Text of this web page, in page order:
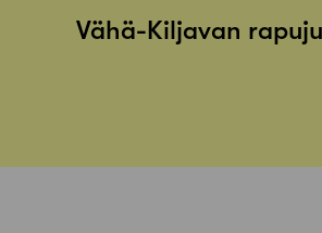
Vähä-Kiljavan